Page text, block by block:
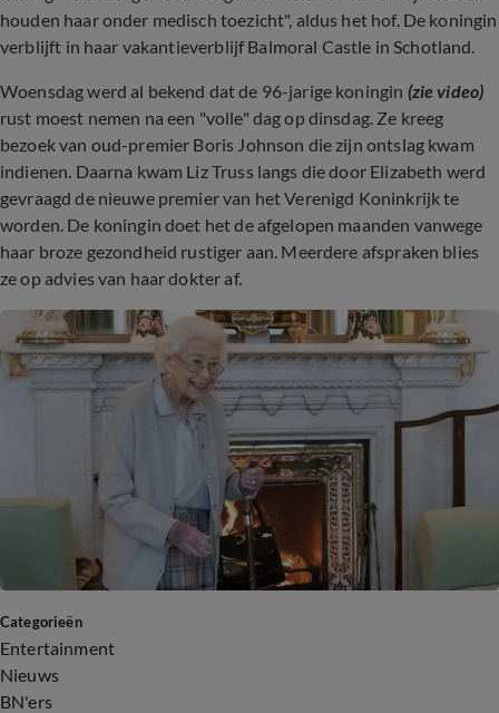
houden haar onder medisch toezicht", aldus het hof. De koningin
verblijft in haar vakantieverblijf Balmoral Castle in Schotland.
Woensdag werd al bekend dat de 96-jarige koningin (zie video)
rust moest nemen na een "volle" dag op dinsdag. Ze kreeg
bezoek van oud-premier Boris Johnson die zijn ontslag kwam
indienen. Daarna kwam Liz Truss langs die door Elizabeth werd
gevraagd de nieuwe premier van het Verenigd Koninkrijk te
worden. De koningin doet het de afgelopen maanden vanwege
haar broze gezondheid rustiger aan. Meerdere afspraken blies
ze op advies van haar dokter af.
Categorieën
Entertainment
Nieuws
BN'ers